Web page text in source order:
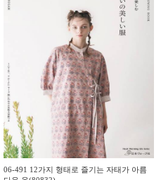
06-491 12가지 형태로 즐기는 자태가 아름